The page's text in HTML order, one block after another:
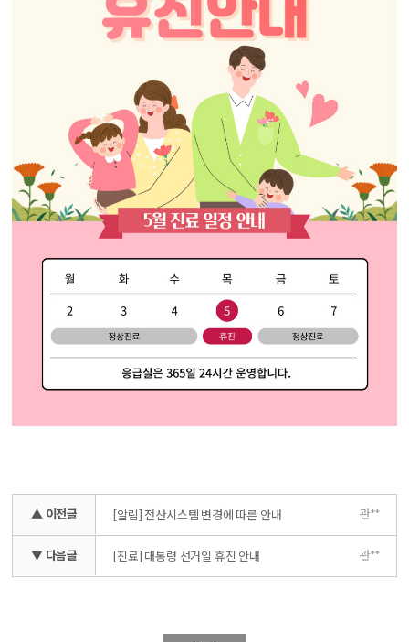
▲ 이전글 [알림] 전산시스템 변경에 따른 안내 관**
▼ 다음글 [진료] 대통령 선거일 휴진 안내 관**